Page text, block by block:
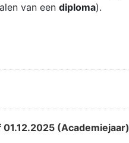
van een diploma).
(Academiejaar)